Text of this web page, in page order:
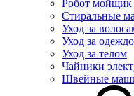
Робот мойщик
Стиральные
Уход за
Уход за
Уход за телом
Чайники
Швейные